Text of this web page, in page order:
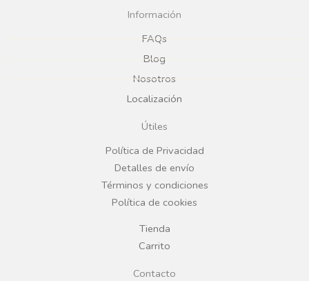
c
e
b
o
o
k
g
r
a
Información
FAQs
Blog
Nosotros
Localización
Útiles
Política de Privacidad
Detalles de envío
Términos y condiciones
Política de cookies
Tienda
Carrito
Contacto